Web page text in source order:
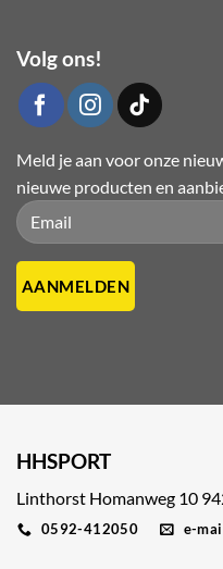
Volg ons!
Meld je aan voor onze
nieuwe producten en
Please leave this field empty.
Please leave this field empty.
HHSPORT
Linthorst Homanweg 10
0592-412050 e-